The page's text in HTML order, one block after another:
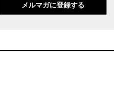
メルマガに登録する